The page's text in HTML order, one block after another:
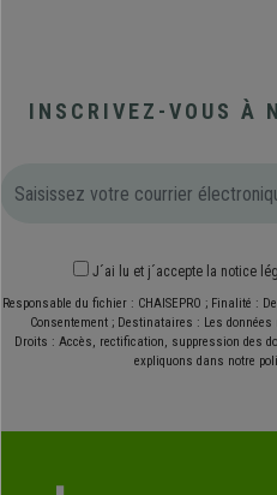
INSCRIVEZ-VOUS À
J´ai lu et j´accepte la notice
Responsable du fichier : CHAISEPRO ; Finalité :
Consentement ; Destinataires : Les
Droits : Accès, rectification, suppression des
expliquons dans notre